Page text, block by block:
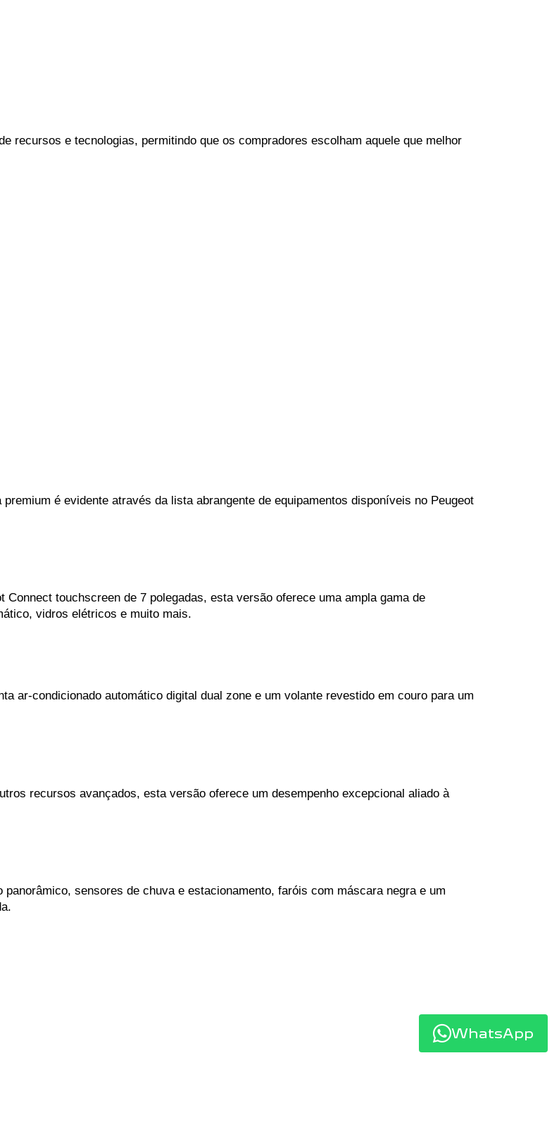
recursos e tecnologias, permitindo que os compradores escolham aquele que melhor
é evidente através da lista abrangente de equipamentos disponíveis no Peugeot
touchscreen de 7 polegadas, esta versão oferece uma ampla gama de
vidros elétricos e muito mais.
ar-condicionado automático digital dual zone e um volante revestido em couro para um
recursos avançados, esta versão oferece um desempenho excepcional aliado à
sensores de chuva e estacionamento, faróis com máscara negra e um
WhatsApp